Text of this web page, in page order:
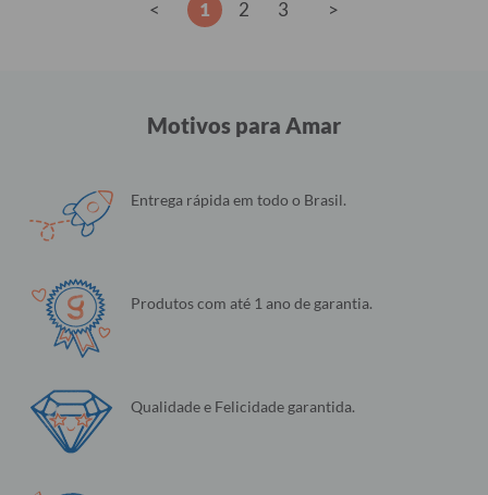
< 1 2 3 >
Motivos para Amar
Entrega rápida em todo o Brasil.
Produtos com até 1 ano de garantia.
Qualidade e Felicidade garantida.